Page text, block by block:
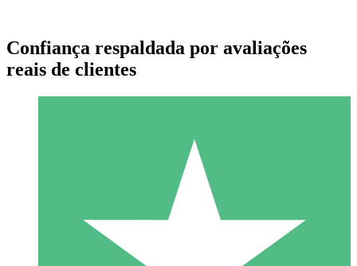
Pacotes de Créditos Individuais
Pague conforme o uso com créditos de download. Sem
Confiança respaldada por avaliações
reais de clientes